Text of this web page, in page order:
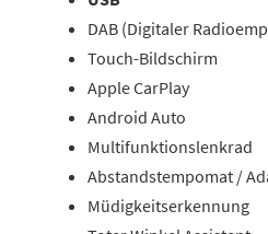
DAB (Digitaler
Touch-Bildschirm
Apple CarPlay
Android Auto
Multifunktionslenkrad
Abstandstempomat /
Müdigkeitserkennung